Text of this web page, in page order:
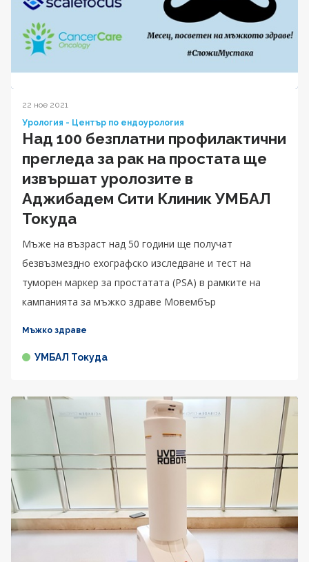
22 ное 2021
Урология - Център по ендоурология
Над 100 безплатни профилактични
прегледа за рак на простата ще
извършат уролозите в
Аджибадем Сити Клиник УМБАЛ
Токуда
Мъже на възраст над 50 години ще получат
безвъзмездно ехографско изследване и тест на
туморен маркер за простатата (PSA) в рамките на
кампанията за мъжко здраве Мовембър
Мъжко здраве
УМБАЛ Токуда